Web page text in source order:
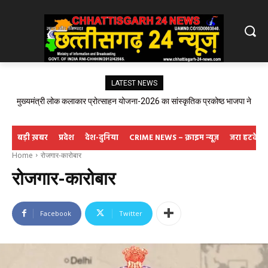
LATEST NEWS
मुख्यमंत्री लोक कलाकार प्रोत्साहन योजना-2026 का सांस्कृतिक प्रकोष्ठ भाजपा ने
बड़ी ख़बर प्रदेश देश-दुनिया CRIME NEWS – क्राइम न्यूज़ जरा हटके
Home रोजगार-कारोबार
रोजगार-कारोबार
Facebook Twitter